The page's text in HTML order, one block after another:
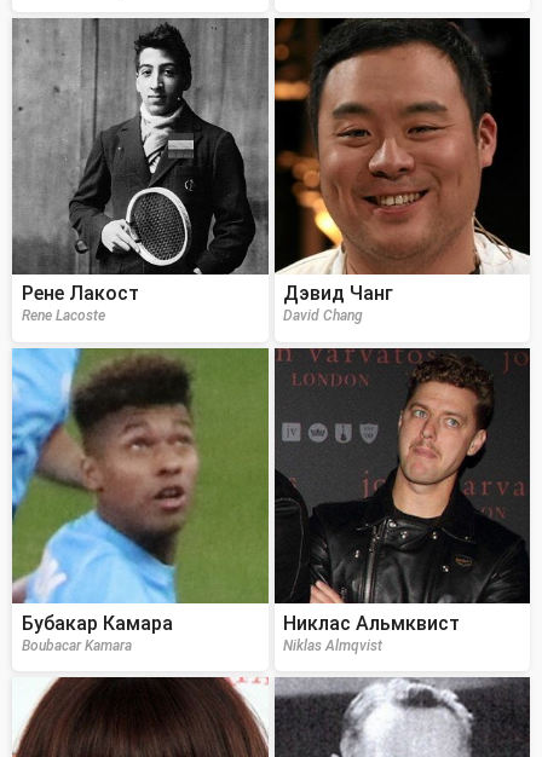
Рене Лакост
Rene Lacoste
Дэвид Чанг
David Chang
Бубакар Камара
Boubacar Kamara
Никлас Альмквист
Niklas Almqvist